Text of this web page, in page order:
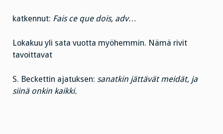
katkennut: Fais ce que dois, adv…
Lokakuu yli sata vuotta myöhemmin. Nämä rivit
tavoittavat
S. Beckettin ajatuksen: sanatkin jättävät meidät, ja
siinä onkin kaikki.